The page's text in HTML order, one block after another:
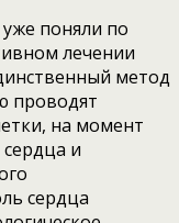
поняли по
лечении
метод
проводят
на момент
и
сердца